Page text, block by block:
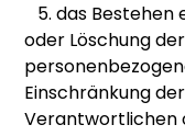
5. das Bestehen
oder Löschung
Einschränkung
Verantwortlichen